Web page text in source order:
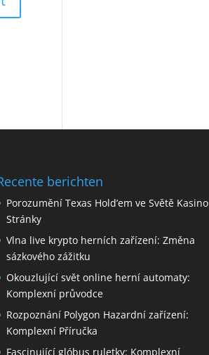
berichten
Porozumění Texas Hold’em ve Světě Kasino
Stránky
Vlna live krypto herních zařízení: Změna
sázkového zážitku
Okouzlující svět online herní automaty:
Komplexní průvodce
Rozpoznání Polygon Hazardní zařízení:
Komplexní Příručka
Fascinující glóbus ruletky: Komplexní